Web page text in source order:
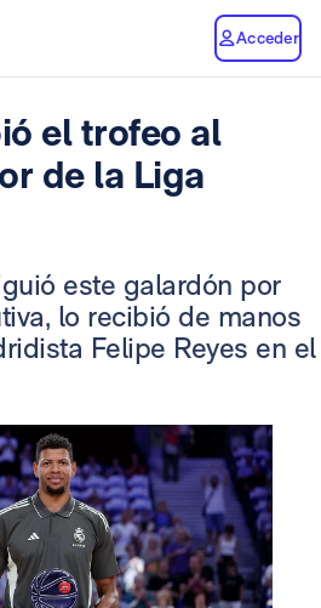
Acceder
el trofeo al
de la Liga
este galardón por
lo recibió de manos
Felipe Reyes en el